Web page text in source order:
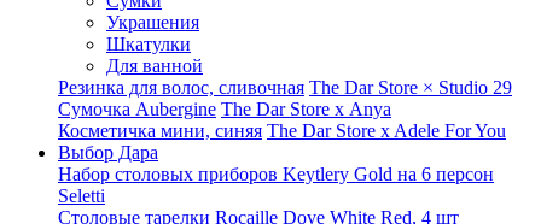
Украшения
Шкатулки
Для ванной
Резинка для волос, сливочная The Dar Store × Studio 29
Сумочка Aubergine The Dar Store x Anya
Косметичка мини, синяя The Dar Store x Adele For You
Выбор Дара
Набор столовых приборов Keytlery Gold на 6 персон
Seletti
Столовые тарелки Rocaille Dove White Red, 4 шт